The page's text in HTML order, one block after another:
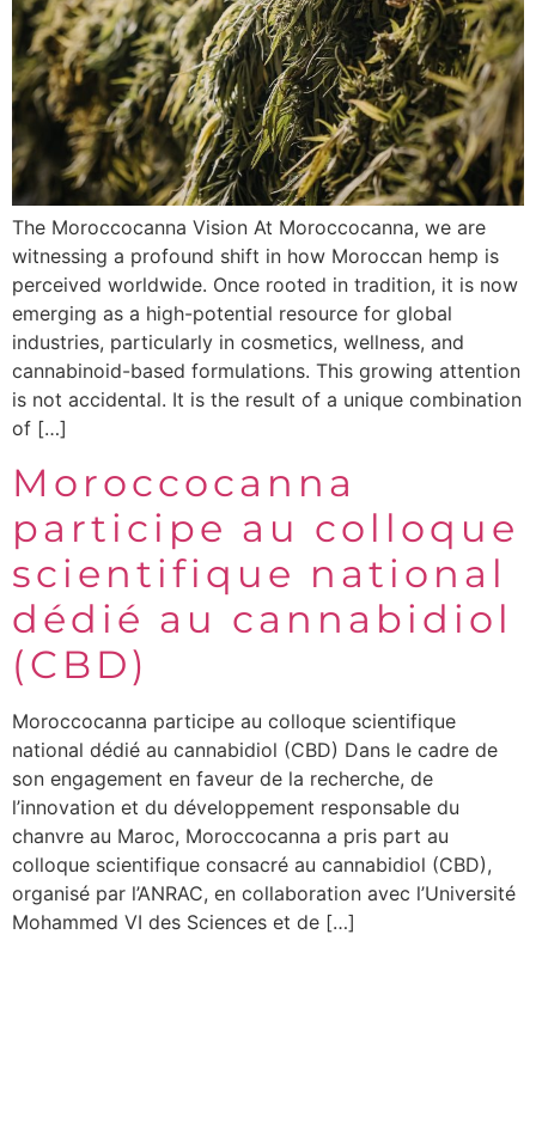
The Moroccocanna Vision At Moroccocanna, we are
witnessing a profound shift in how Moroccan hemp is
perceived worldwide. Once rooted in tradition, it is now
emerging as a high-potential resource for global
industries, particularly in cosmetics, wellness, and
cannabinoid-based formulations. This growing attention
is not accidental. It is the result of a unique combination
of […]
Moroccocanna
participe au colloque
scientifique national
dédié au cannabidiol
(CBD)
Moroccocanna participe au colloque scientifique
national dédié au cannabidiol (CBD) Dans le cadre de
son engagement en faveur de la recherche, de
l’innovation et du développement responsable du
chanvre au Maroc, Moroccocanna a pris part au
colloque scientifique consacré au cannabidiol (CBD),
organisé par l’ANRAC, en collaboration avec l’Université
Mohammed VI des Sciences et de […]